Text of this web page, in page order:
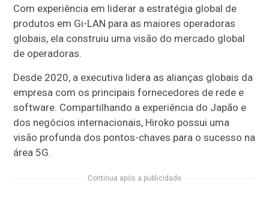
Com experiência em liderar a estratégia global de
produtos em Gi-LAN para as maiores operadoras
globais, ela construiu uma visão do mercado global
de operadoras.
Desde 2020, a executiva lidera as alianças globais da
empresa com os principais fornecedores de rede e
software. Compartilhando a experiência do Japão e
dos negócios internacionais, Hiroko possui uma
visão profunda dos pontos-chaves para o sucesso na
área 5G.
Continua após a publicidade